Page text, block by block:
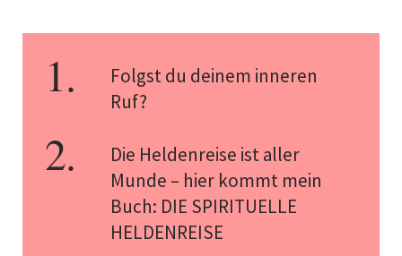
Folgst du deinem inneren
Ruf?
Die Heldenreise ist aller
Munde – hier kommt mein
Buch: DIE SPIRITUELLE
HELDENREISE